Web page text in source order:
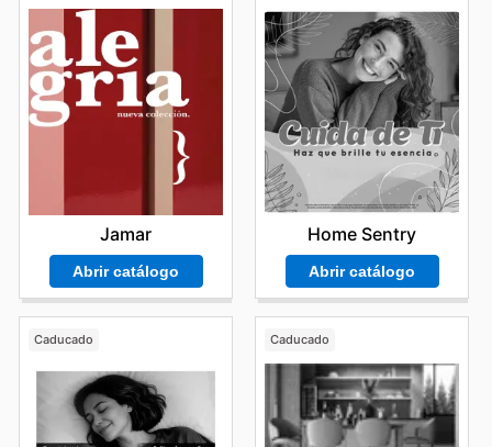
Jamar
Abrir catálogo
Home Sentry
Abrir catálogo
Caducado Caducado